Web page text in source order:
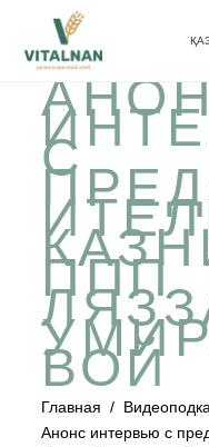
С
ППП
ВОЙ
Главная /
Анонс интервью с